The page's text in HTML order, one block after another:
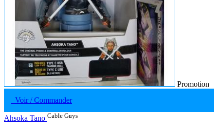
Promotion
Voir / Commander
Ahsoka Tano Cable Guys